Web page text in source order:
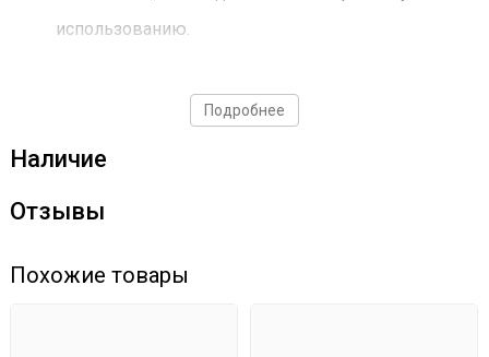
использованию.
общей стоимостью ниже его номинала разница в
общая стоимость которых превышает его
сумму.
Подробнее
Наличие
Отзывы
Похожие товары